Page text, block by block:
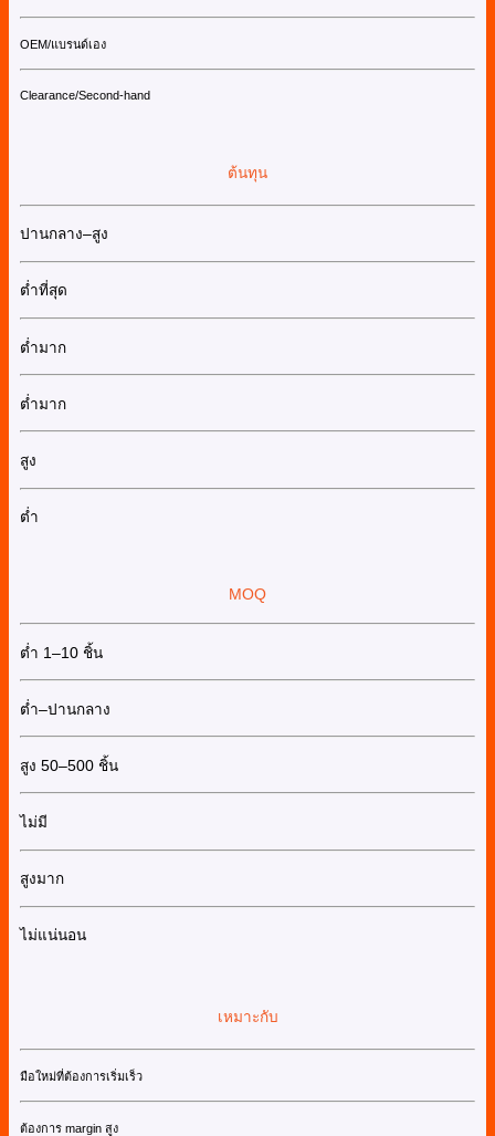
OEM/แบรนด์เอง
Clearance/Second-hand
ต้นทุน
ปานกลาง–สูง
ต่ำที่สุด
ต่ำมาก
ต่ำมาก
สูง
ต่ำ
MOQ
ต่ำ 1–10 ชิ้น
ต่ำ–ปานกลาง
สูง 50–500 ชิ้น
ไม่มี
สูงมาก
ไม่แน่นอน
เหมาะกับ
มือใหม่ที่ต้องการเริ่มเร็ว
ต้องการ margin สูง